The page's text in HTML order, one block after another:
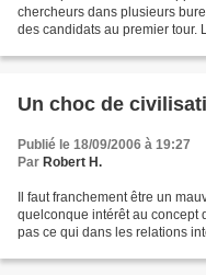
chercheurs dans plusieurs
des candidats au premier tour.
Un choc de
Publié le 18/09/2006 à 19:27
Par Robert H.
Il faut franchement être un
quelconque intérêt au concept
pas ce qui dans les relations